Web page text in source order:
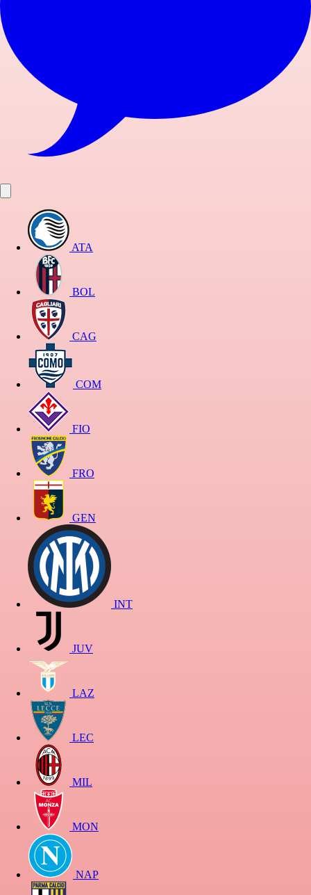
ATA
BOL
CAG
COM
FIO
FRO
GEN
INT
JUV
LAZ
LEC
MIL
MON
NAP